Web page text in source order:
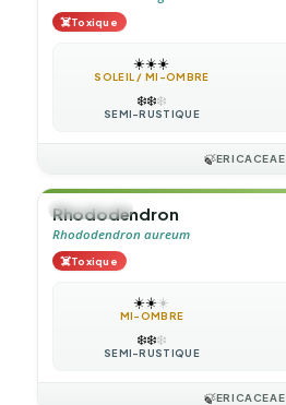
☠️Toxique
☀️☀️☀️
SOLEIL / MI-OMBRE
❄️❄️❄️
SEMI-RUSTIQUE
🍃ERICACEAE
🌲ARBUSTE
Rhododendron
Rhododendron aureum
☠️Toxique
☀️☀️☀️
MI-OMBRE
❄️❄️❄️
SEMI-RUSTIQUE
🍃ERICACEAE